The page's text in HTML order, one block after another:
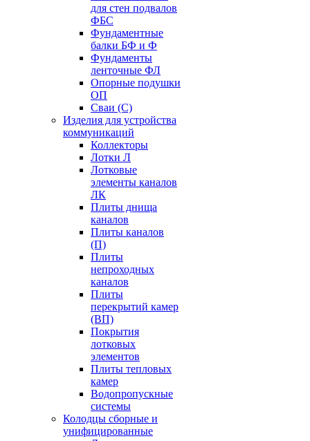
для стен подвалов
ФБС
Фундаментные
балки БФ и Ф
Фундаменты
ленточные ФЛ
Опорные подушки
ОП
Сваи (С)
Изделия для устройства
коммуникаций
Коллекторы
Лотки Л
Лотковые
элементы каналов
ЛК
Плиты днища
каналов
Плиты каналов
(П)
Плиты
непроходных
каналов
Плиты
перекрытий камер
(ВП)
Покрытия
лотковых
элементов
Плиты тепловых
камер
Водопропускные
системы
Колодцы сборные и
унифицированные